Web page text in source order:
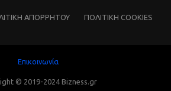
ΑΠΟΡΡΗΤΟΥ ΠΟΛΙΤΙΚΗ COOKIES
Επικοινωνία
© 2019-2024 Bizness.gr